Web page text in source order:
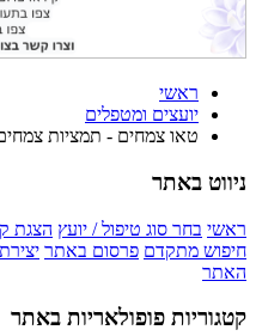
ראשי
יועצים ומטפלים
טאו צמחים - תמציות
ניווט באתר
ראשי בחר סוג טיפול / יועץ הצגת
חיפוש מתקדם פרסום באתר
האתר
קטגוריות פופולאריות באתר